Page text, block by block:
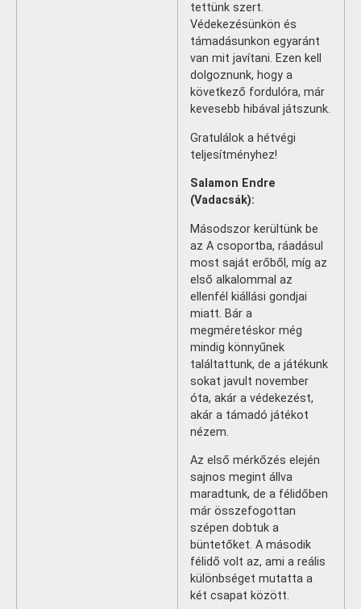
tettünk szert.
Védekezésünkön és
támadásunkon egyaránt
van mit javítani. Ezen kell
dolgoznunk, hogy a
következő fordulóra, már
kevesebb hibával játszunk.
Gratulálok a hétvégi
teljesítményhez!
Salamon Endre
(Vadacsák):
Másodszor kerültünk be
az A csoportba, ráadásul
most saját erőből, míg az
első alkalommal az
ellenfél kiállási gondjai
miatt. Bár a
megméretéskor még
mindig könnyűnek
találtattunk, de a játékunk
sokat javult november
óta, akár a védekezést,
akár a támadó játékot
nézem.
Az első mérkőzés elején
sajnos megint állva
maradtunk, de a félidőben
már összefogottan
szépen dobtuk a
büntetőket. A második
félidő volt az, ami a reális
különbséget mutatta a
két csapat között.